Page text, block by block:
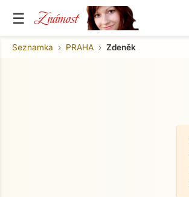
☰ Známost
Seznamka PRAHA Zdeněk